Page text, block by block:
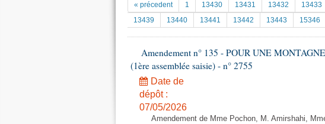
« précedent 1 13430 13431 13432 13433
13439
13440 13441 13442 13443 15346
Amendement n° 135 - POUR UNE
(1ère assemblée saisie) - n° 2755
Date de
dépôt :
07/05/2026
Amendement de Mme Pochon, M. Amirshahi,